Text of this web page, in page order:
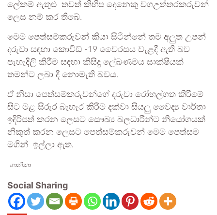
ලේකම් ඇතුළු තවත් කිහිප දෙනෙකු වගඋත්තරකරුවන්
ලෙස නම් කර තිබේ.
මෙම පෙත්සම්කරුවන් කියා සිටින්නේ තම අලුත උපන්
දරුවා සඳහා කොවිඩ් -19 වෛරසය වැළදී ඇති බව
පැහැදිලි කිරීම සඳහා කිසිදු ලේඛණමය සාක්ෂියක්
තමන්ට ලබා දී නොමැති බවය.
ඒ නිසා පෙත්සම්කරුවන්ගේ දරුවා රෝහල්ගත කිරීමේ
සිට මළ සිරුර බැහැර කිරීම දක්වා සියලු වෛද්‍ය වාර්තා
ඉදිරිපත් කරන ලෙසට සෞඛ්‍ය බලධාරීන්ට නියෝගයක්
නිකුත් කරන ලෙසට පෙත්සම්කරුවන් මෙම පෙත්සම
මගින් ඉල්ලා ඇත.
-ශානිකා-
Social Sharing